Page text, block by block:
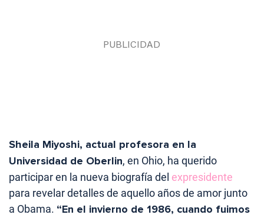
Sheila Miyoshi, actual profesora en la
Universidad de Oberlin, en Ohio, ha querido
participar en la nueva biografía del expresidente
para revelar detalles de aquello años de amor junto
a Obama. “En el invierno de 1986, cuando fuimos